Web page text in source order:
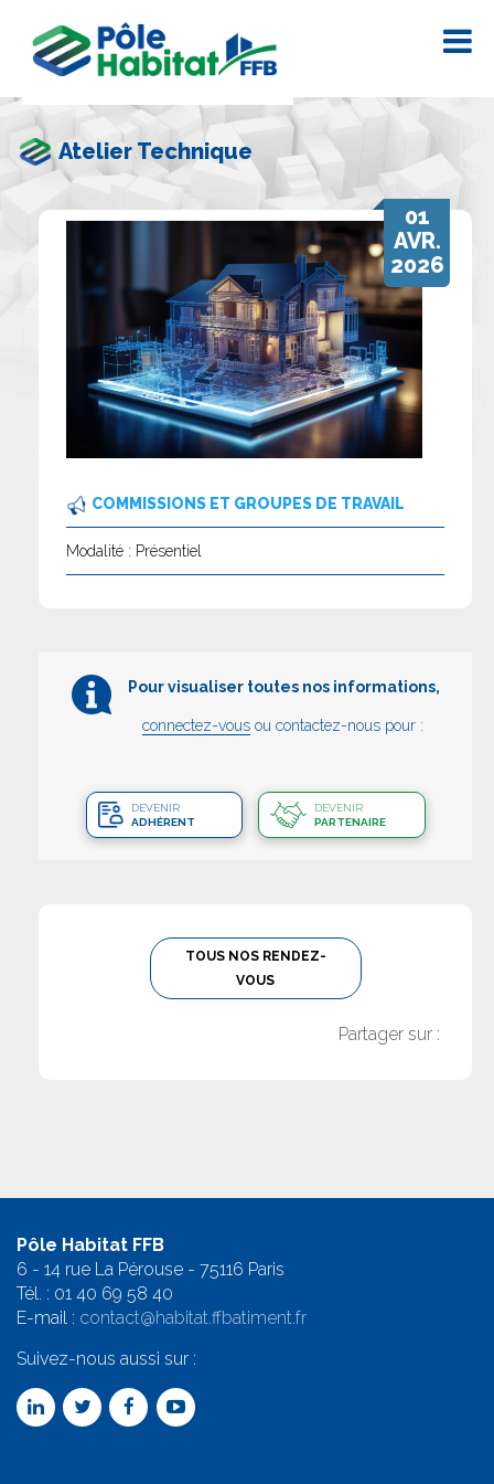
Atelier Technique
01
AVR.
2026
COMMISSIONS ET GROUPES DE TRAVAIL
Modalité : Présentiel
Pour visualiser toutes nos informations,
connectez-vous ou contactez-nous pour :
DEVENIR
ADHÉRENT
DEVENIR
PARTENAIRE
TOUS NOS RENDEZ-
VOUS
Partager sur :
Pôle Habitat FFB
6 - 14 rue La Pérouse - 75116 Paris
Tél. : 01 40 69 58 40
E-mail : contact@habitat.ffbatiment.fr
Suivez-nous aussi sur :